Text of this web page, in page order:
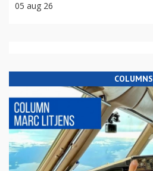
05 aug 26
COLUMNS